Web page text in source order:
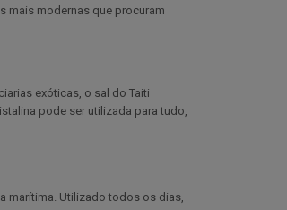
mais modernas que procuram
exóticas, o sal do Taiti
pode ser utilizada para tudo,
marítima. Utilizado todos os dias,